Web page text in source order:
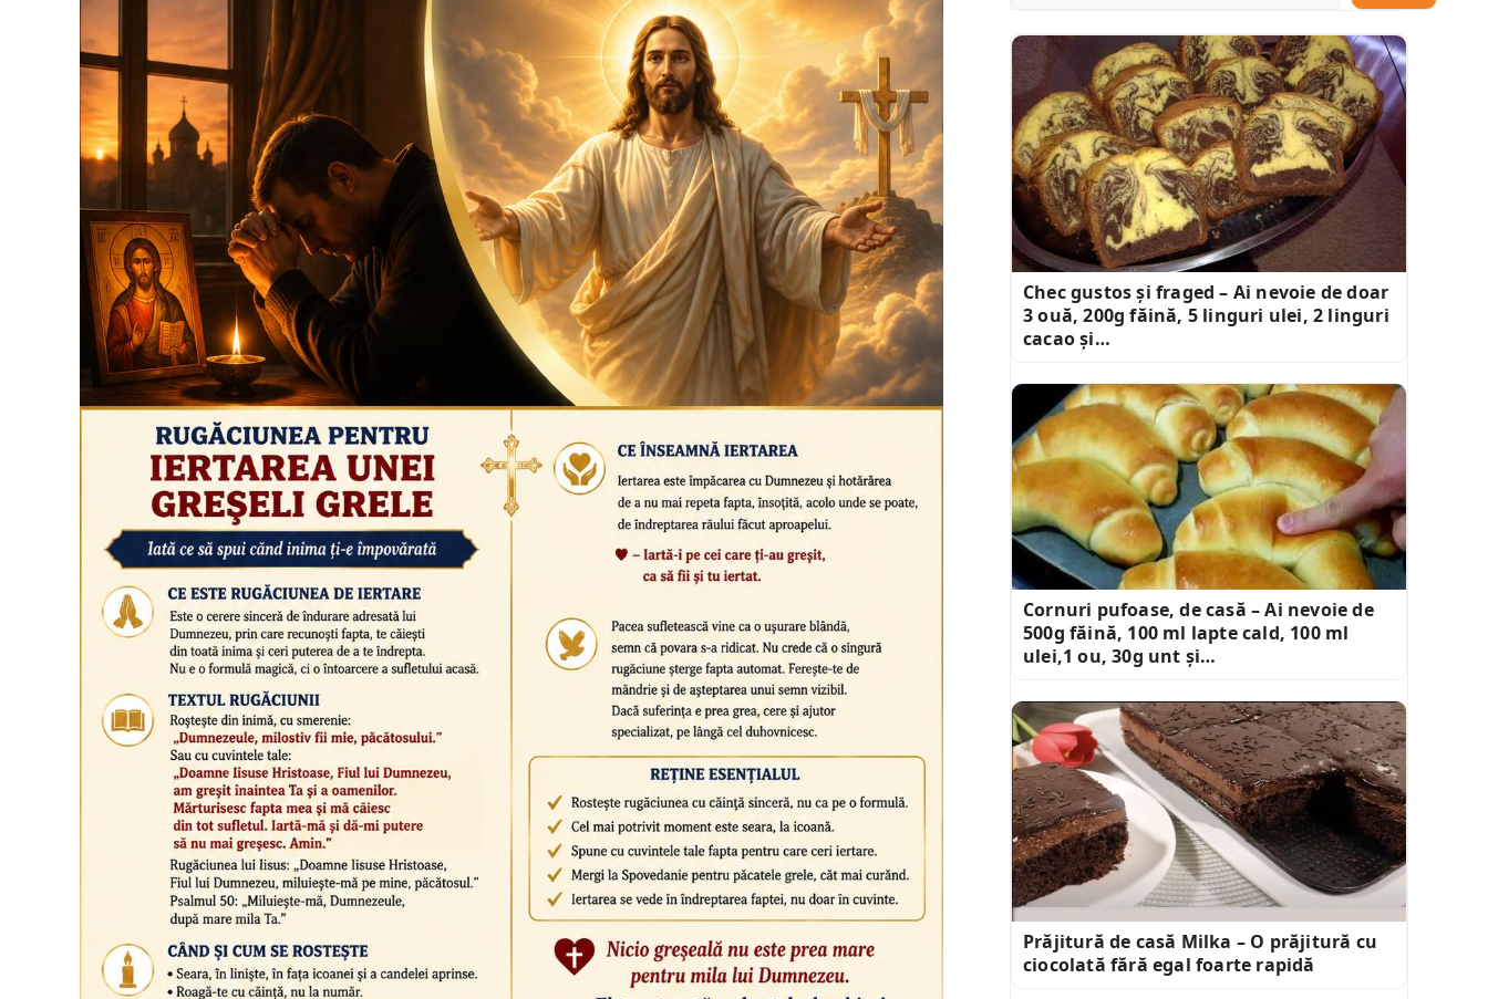
Chec gustos și fraged – Ai nevoie de doar
3 ouă, 200g făină, 5 linguri ulei, 2 linguri
cacao și…
Cornuri pufoase, de casă – Ai nevoie de
500g făină, 100 ml lapte cald, 100 ml
ulei,1 ou, 30g unt și…
Prăjitură de casă Milka – O prăjitură cu
ciocolată fără egal foarte rapidă